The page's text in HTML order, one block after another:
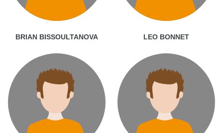
BRIAN BISSOULTANOVA LEO BONNET